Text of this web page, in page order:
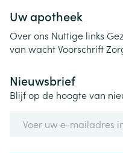
Uw apotheek
Over ons Nuttige links
van wachtVoorschrift
Nieuwsbrief
Blijf op de hoogte van